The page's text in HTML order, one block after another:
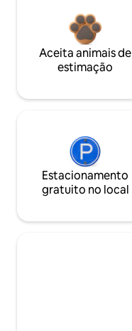
Aceita animais de
estimação
Estacionamento
gratuito no local